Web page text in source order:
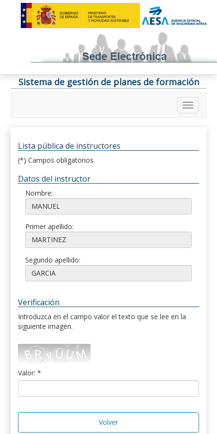
Sistema de gestión de planes de formación
Lista pública de instructores
(*) Campos obligatorios
Datos del instructor
Nombre:
Primer apellido:
Segundo apellido:
Verificación
Introduzca en el campo valor el texto que se lee en la
siguiente imagen.
Valor: *
Volver